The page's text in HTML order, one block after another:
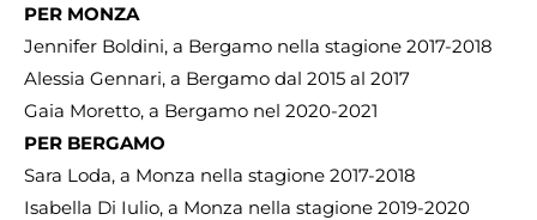
PER MONZA
Jennifer Boldini, a Bergamo nella stagione 2017-2018
Alessia Gennari, a Bergamo dal 2015 al 2017
Gaia Moretto, a Bergamo nel 2020-2021
PER BERGAMO
Sara Loda, a Monza nella stagione 2017-2018
Isabella Di Iulio, a Monza nella stagione 2019-2020